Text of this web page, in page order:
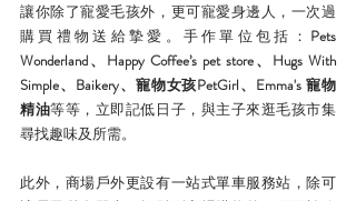
讓你除了寵愛毛孩外，更可寵愛身邊人，一次過
購買禮物送給摯愛。手作單位包括： Pets
Wonderland、Happy Coffee’s pet store、Hugs With
Simple、Baikery、寵物女孩PetGirl、Emma's 寵物
精油等等，立即記低日子，與主子來逛毛孩市集
尋找趣味及所需。
此外，商場戶外更設有一站式單車服務站，除可